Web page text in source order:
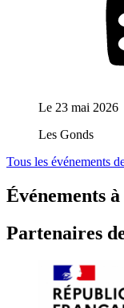
Le 23 mai 2026
Les Gonds
Tous les événements
Événements
Partenaires